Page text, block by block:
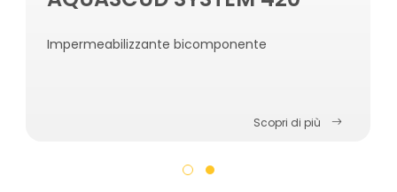
Impermeabilizzante bicomponente
Scopri di più